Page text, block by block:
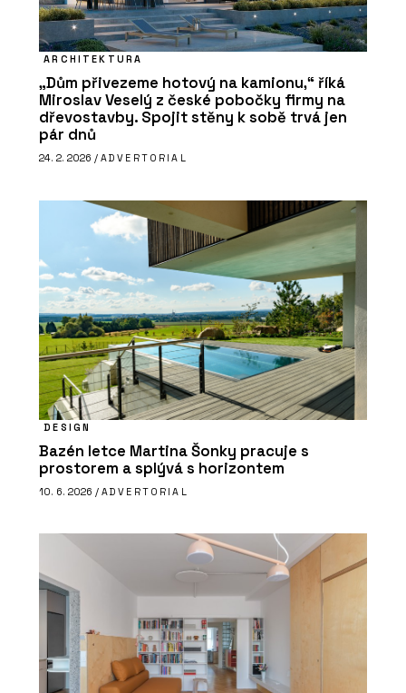
ARCHITEKTURA
„Dům přivezeme hotový na kamionu,“ říká
Miroslav Veselý z české pobočky firmy na
dřevostavby. Spojit stěny k sobě trvá jen
pár dnů
24. 2. 2026 / ADVERTORIAL
DESIGN
Bazén letce Martina Šonky pracuje s
prostorem a splývá s horizontem
10. 6. 2026 / ADVERTORIAL